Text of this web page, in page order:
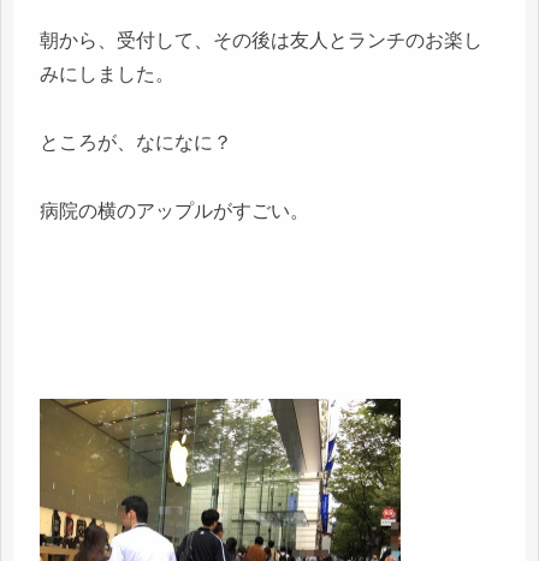
朝から、受付して、その後は友人とランチのお楽し
みにしました。
ところが、なになに？
病院の横のアップルがすごい。